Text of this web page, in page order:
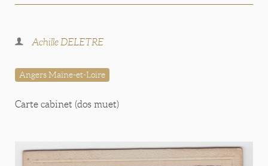
Achille DELETRE
Angers Maine-et-Loire
Carte cabinet (dos muet)